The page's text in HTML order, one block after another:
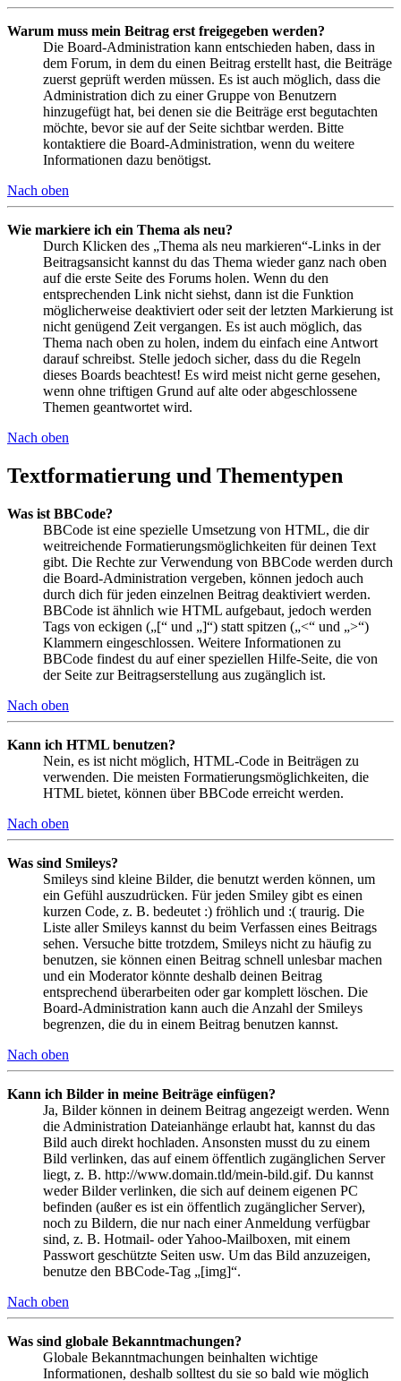
Warum muss mein Beitrag erst freigegeben werden?
Die Board-Administration kann entschieden haben, dass in
dem Forum, in dem du einen Beitrag erstellt hast, die Beiträge
zuerst geprüft werden müssen. Es ist auch möglich, dass die
Administration dich zu einer Gruppe von Benutzern
hinzugefügt hat, bei denen sie die Beiträge erst begutachten
möchte, bevor sie auf der Seite sichtbar werden. Bitte
kontaktiere die Board-Administration, wenn du weitere
Informationen dazu benötigst.
Nach oben
Wie markiere ich ein Thema als neu?
Durch Klicken des „Thema als neu markieren“-Links in der
Beitragsansicht kannst du das Thema wieder ganz nach oben
auf die erste Seite des Forums holen. Wenn du den
entsprechenden Link nicht siehst, dann ist die Funktion
möglicherweise deaktiviert oder seit der letzten Markierung ist
nicht genügend Zeit vergangen. Es ist auch möglich, das
Thema nach oben zu holen, indem du einfach eine Antwort
darauf schreibst. Stelle jedoch sicher, dass du die Regeln
dieses Boards beachtest! Es wird meist nicht gerne gesehen,
wenn ohne triftigen Grund auf alte oder abgeschlossene
Themen geantwortet wird.
Nach oben
Textformatierung und Thementypen
Was ist BBCode?
BBCode ist eine spezielle Umsetzung von HTML, die dir
weitreichende Formatierungsmöglichkeiten für deinen Text
gibt. Die Rechte zur Verwendung von BBCode werden durch
die Board-Administration vergeben, können jedoch auch
durch dich für jeden einzelnen Beitrag deaktiviert werden.
BBCode ist ähnlich wie HTML aufgebaut, jedoch werden
Tags von eckigen („[“ und „]“) statt spitzen („<“ und „>“)
Klammern eingeschlossen. Weitere Informationen zu
BBCode findest du auf einer speziellen Hilfe-Seite, die von
der Seite zur Beitragserstellung aus zugänglich ist.
Nach oben
Kann ich HTML benutzen?
Nein, es ist nicht möglich, HTML-Code in Beiträgen zu
verwenden. Die meisten Formatierungsmöglichkeiten, die
HTML bietet, können über BBCode erreicht werden.
Nach oben
Was sind Smileys?
Smileys sind kleine Bilder, die benutzt werden können, um
ein Gefühl auszudrücken. Für jeden Smiley gibt es einen
kurzen Code, z. B. bedeutet :) fröhlich und :( traurig. Die
Liste aller Smileys kannst du beim Verfassen eines Beitrags
sehen. Versuche bitte trotzdem, Smileys nicht zu häufig zu
benutzen, sie können einen Beitrag schnell unlesbar machen
und ein Moderator könnte deshalb deinen Beitrag
entsprechend überarbeiten oder gar komplett löschen. Die
Board-Administration kann auch die Anzahl der Smileys
begrenzen, die du in einem Beitrag benutzen kannst.
Nach oben
Kann ich Bilder in meine Beiträge einfügen?
Ja, Bilder können in deinem Beitrag angezeigt werden. Wenn
die Administration Dateianhänge erlaubt hat, kannst du das
Bild auch direkt hochladen. Ansonsten musst du zu einem
Bild verlinken, das auf einem öffentlich zugänglichen Server
liegt, z. B. http://www.domain.tld/mein-bild.gif. Du kannst
weder Bilder verlinken, die sich auf deinem eigenen PC
befinden (außer es ist ein öffentlich zugänglicher Server),
noch zu Bildern, die nur nach einer Anmeldung verfügbar
sind, z. B. Hotmail- oder Yahoo-Mailboxen, mit einem
Passwort geschützte Seiten usw. Um das Bild anzuzeigen,
benutze den BBCode-Tag „[img]“.
Nach oben
Was sind globale Bekanntmachungen?
Globale Bekanntmachungen beinhalten wichtige
Informationen, deshalb solltest du sie so bald wie möglich